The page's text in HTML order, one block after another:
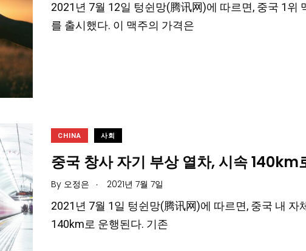
2021년 7월 12일 텅쉰망(腾讯网)에 따르면, 중국 1위
를 출시했다. 이 맥주의 가격은
CHINA 사회
중국 창사 자기 부상 열차, 시속 140km
By 오정은 . 2021년 7월 7일
2021년 7월 1일 텅쉰망(腾讯网)에 따르면, 중국 내
140km로 운행된다. 기존